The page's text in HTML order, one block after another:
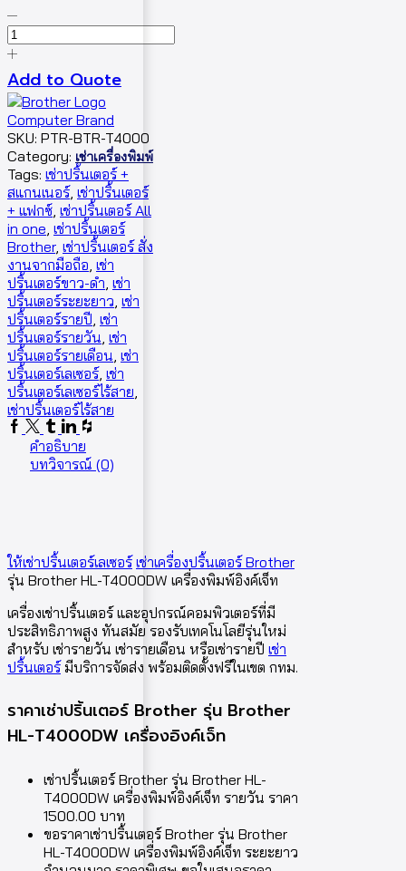
Add to Quote
SKU: PTR-BTR-T4000
Category: เช่าเครื่องพิมพ์
Tags: เช่าปริ้นเตอร์ +
สแกนเนอร์, เช่าปริ้นเตอร์
+ แฟกซ์ เช่าปริ้นเตอร์ All
in one เช่าปริ้นเตอร์
Brother, เช่าปริ้นเตอร์ สั่ง
งานจากมือถือ เช่า
ปริ้นเตอร์ขาว-ดำ เช่า
ปริ้นเตอร์ระยะยาว เช่า
ปริ้นเตอร์รายปี เช่า
ปริ้นเตอร์รายวัน เช่า
ปริ้นเตอร์รายเดือน เช่า
ปริ้นเตอร์เลเซอร์, เช่า
ปริ้นเตอร์เลเซอร์ไร้สาย
เช่าปริ้นเตอร์ไร้สาย
คำอธิบาย
บทวิจารณ์ (0)
ให้เช่าปริ้นเตอร์เลเซอร์ เช่าเครื่องปริ้นเตอร์ Brother
รุ่น Brother HL-T4000DW เครื่องพิมพ์อิงค์เจ็ท
เครื่องเช่าปริ้นเตอร์ และอุปกรณ์คอมพิวเตอร์ที่มี
ประสิทธิภาพสูง ทันสมัย รองรับเทคโนโลยีรุ่นใหม่
สำหรับ เช่ารายวัน เช่ารายเดือน หรือเช่ารายปี เช่า
ปริ้นเตอร์ มีบริการจัดส่ง พร้อมติดตั้งฟรีในเขต กทม.
ราคาเช่าปริ้นเตอร์ Brother รุ่น Brother
HL-T4000DW เครื่องอิงค์เจ็ท
เช่าปริ้นเตอร์ Brother รุ่น Brother HL-
T4000DW เครื่องพิมพ์อิงค์เจ็ท รายวัน ราคา
1500.00 บาท
ขอราคาเช่าปริ้นเตอร์ Brother รุ่น Brother
HL-T4000DW เครื่องพิมพ์อิงค์เจ็ท ระยะยาว